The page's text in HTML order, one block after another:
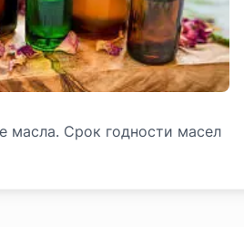
масла. Срок годности масел